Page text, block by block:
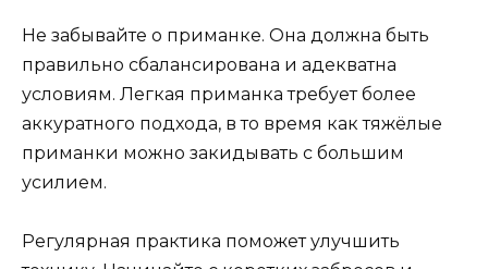
Не забывайте о приманке. Она должна быть
правильно сбалансирована и адекватна
условиям. Легкая приманка требует более
аккуратного подхода, в то время как тяжёлые
приманки можно закидывать с большим
усилием.
Регулярная практика поможет улучшить